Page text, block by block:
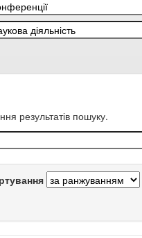
результатів пошуку.